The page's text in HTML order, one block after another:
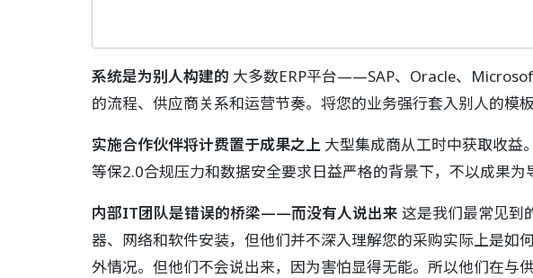
系统是为别人构建的 大多数ERP平台——SAP、Oracle、
的流程、供应商关系和运营节奏。将您的业务强行套入别人的模
实施合作伙伴将计费置于成果之上 大型集成商从工时中获取收益
等保2.0合规压力和数据安全要求日益严格的背景下，不以成果为
内部IT团队是错误的桥梁——而没有人说出来 这是我们最常见到
器、网络和软件安装，但他们并不深入理解您的采购实际上是如
外情况。但他们不会说出来，因为害怕显得无能。所以他们在